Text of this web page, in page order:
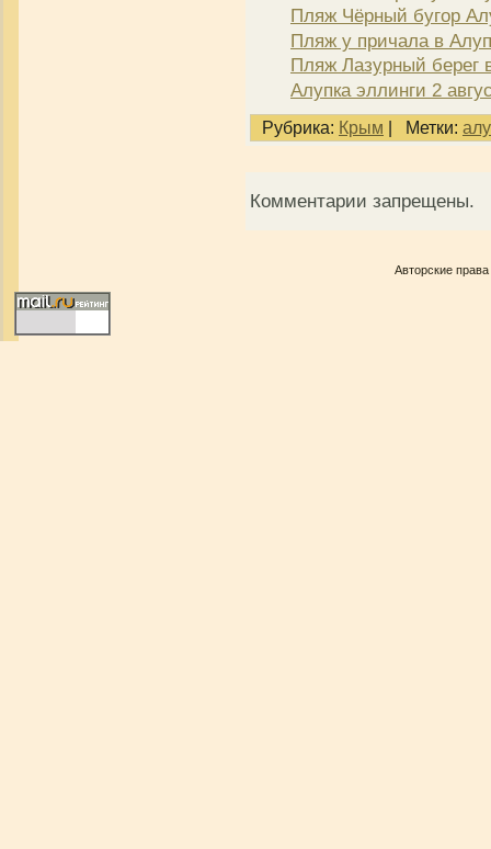
Пляж Чёрный бугор
Пляж у причала в
Пляж Лазурный берег
Алупка эллинги 2
Рубрика: Крым | Метки:
Комментарии запрещены.
Авторские